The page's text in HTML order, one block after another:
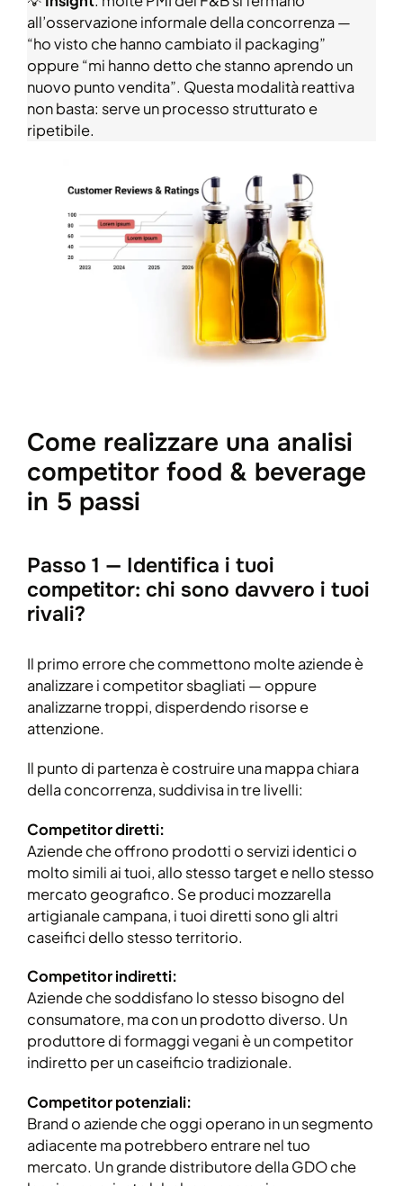
all’osservazione informale della concorrenza —
“ho visto che hanno cambiato il packaging”
oppure “mi hanno detto che stanno aprendo un
nuovo punto vendita”. Questa modalità reattiva
non basta: serve un processo strutturato e
ripetibile.
Come realizzare una analisi
competitor food & beverage
in 5 passi
Passo 1 — Identifica i tuoi
competitor: chi sono davvero i tuoi
rivali?
Il primo errore che commettono molte aziende è
analizzare i competitor sbagliati — oppure
analizzarne troppi, disperdendo risorse e
attenzione.
Il punto di partenza è costruire una mappa chiara
della concorrenza, suddivisa in tre livelli:
Competitor diretti:
Aziende che offrono prodotti o servizi identici o
molto simili ai tuoi, allo stesso target e nello stesso
mercato geografico. Se produci mozzarella
artigianale campana, i tuoi diretti sono gli altri
caseifici dello stesso territorio.
Competitor indiretti:
Aziende che soddisfano lo stesso bisogno del
consumatore, ma con un prodotto diverso. Un
produttore di formaggi vegani è un competitor
indiretto per un caseificio tradizionale.
Competitor potenziali:
Brand o aziende che oggi operano in un segmento
adiacente ma potrebbero entrare nel tuo
mercato. Un grande distributore della GDO che